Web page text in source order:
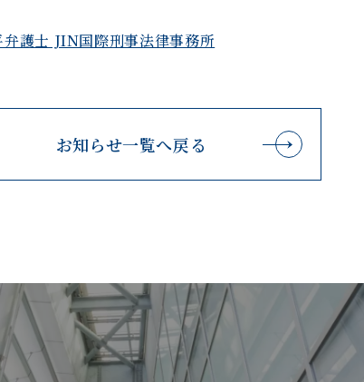
護士 JIN国際刑事法律事務所
お知らせ一覧へ戻る